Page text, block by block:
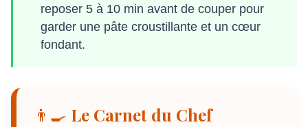
reposer 5 à 10 min avant de couper pour
garder une pâte croustillante et un cœur
fondant.
👨‍🍳 Le Carnet du Chef